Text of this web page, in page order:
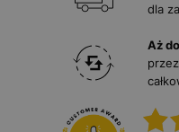
dla
Aż